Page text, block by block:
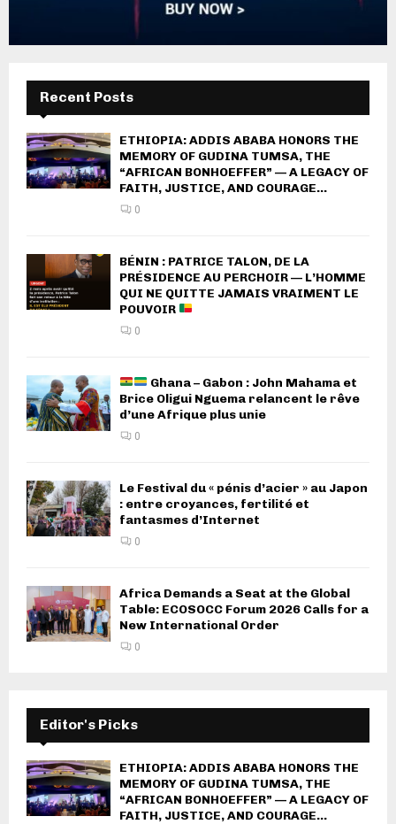
Recent Posts
ETHIOPIA: ADDIS ABABA HONORS THE
MEMORY OF GUDINA TUMSA, THE
“AFRICAN BONHOEFFER” — A LEGACY OF
FAITH, JUSTICE, AND COURAGE...
0
BÉNIN : PATRICE TALON, DE LA
PRÉSIDENCE AU PERCHOIR — L’HOMME
QUI NE QUITTE JAMAIS VRAIMENT LE
POUVOIR
0
Ghana – Gabon : John Mahama et
Brice Oligui Nguema relancent le rêve
d’une Afrique plus unie
0
Le Festival du « pénis d’acier » au Japon
: entre croyances, fertilité et
fantasmes d’Internet
0
Africa Demands a Seat at the Global
Table: ECOSOCC Forum 2026 Calls for a
New International Order
0
Editor's Picks
ETHIOPIA: ADDIS ABABA HONORS THE
MEMORY OF GUDINA TUMSA, THE
“AFRICAN BONHOEFFER” — A LEGACY OF
FAITH, JUSTICE, AND COURAGE...